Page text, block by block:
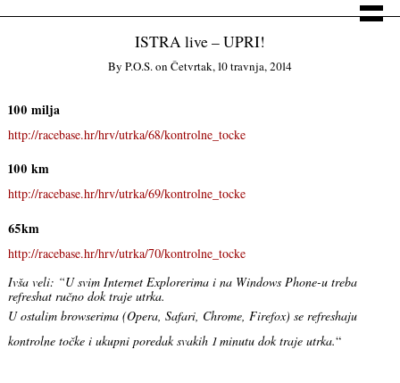
ISTRA live – UPRI!
By P.o.s.on Četvrtak, 10 travnja, 2014
100 milja
http://racebase.hr/hrv/utrka/68/kontrolne_tocke
100 km
http://racebase.hr/hrv/utrka/69/kontrolne_tocke
65km
http://racebase.hr/hrv/utrka/70/kontrolne_tocke
Ivša veli: “U svim Internet Explorerima i na Windows Phone-u treba
refreshat ručno dok traje utrka.
U ostalim browserima (Opera, Safari, Chrome, Firefox) se refreshaju
kontrolne točke i ukupni poredak svakih 1 minutu dok traje utrka.“